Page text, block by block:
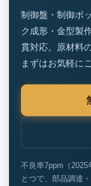
制御盤・制御ボ
ク成形・金型製
貫対応。原材料
まずはお気軽に
不良率7ppm（
とつで、部品調達